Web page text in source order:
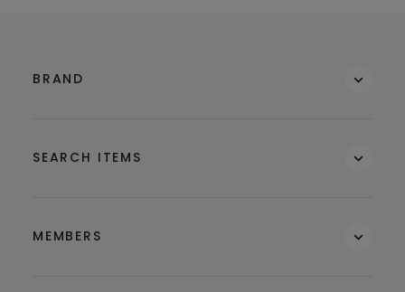
BRAND
SEARCH ITEMS
MEMBERS